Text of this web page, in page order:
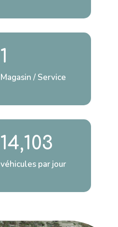
1
Magasin / Service
14,103
véhicules par jour